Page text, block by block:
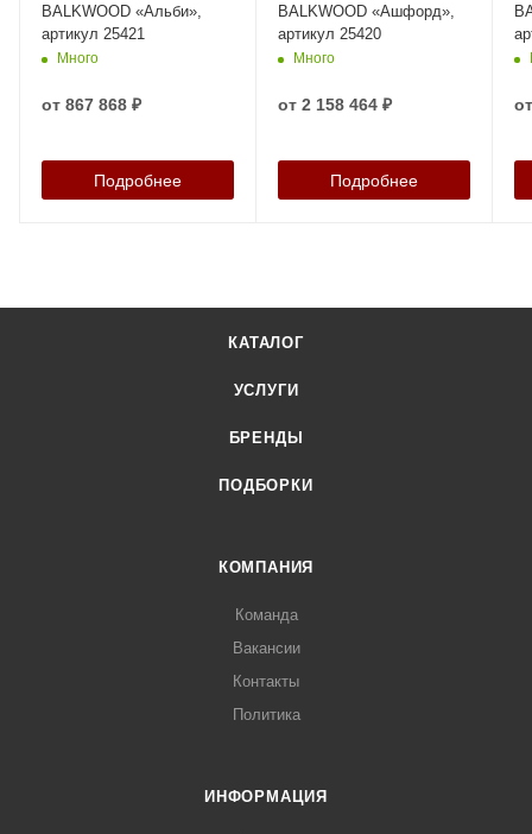
BALKWOOD «Альби»,
артикул 25421
Много
от 867 868 ₽
Подробнее
BALKWOOD «Ашфорд»,
артикул 25420
Много
от 2 158 464 ₽
Подробнее
КАТАЛОГ
УСЛУГИ
БРЕНДЫ
ПОДБОРКИ
КОМПАНИЯ
Команда
Вакансии
Контакты
Политика
ИНФОРМАЦИЯ